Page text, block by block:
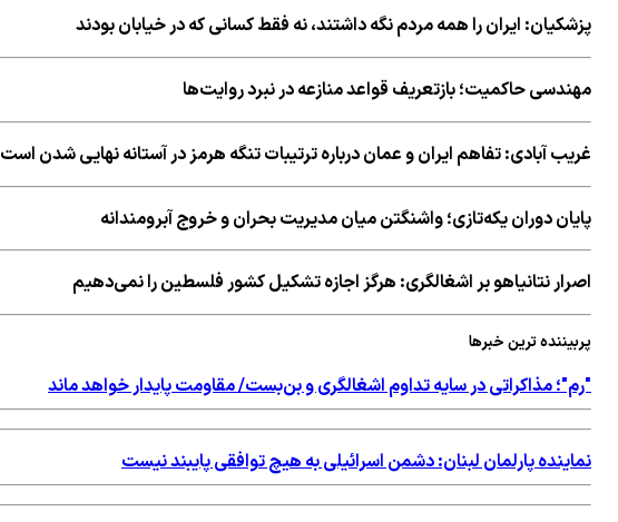
پزشکیان: ایران را همه مردم نگه داشتند، نه فقط کسانی که در خیابان بودند
مهندسی حاکمیت؛ بازتعریف قواعد منازعه در نبرد روایت‌ها
غریب آبادی: تفاهم ایران و عمان درباره ترتیبات تنگه هرمز در آستانه نهایی شدن است
پایان دوران یکه‌تازی؛ واشنگتن میان مدیریت بحران و خروج آبرومندانه
اصرار نتانیاهو بر اشغالگری: هرگز اجازه تشکیل کشور فلسطین را نمی‌دهیم
پربیننده ترین خبرها
"رم"؛ مذاکراتی در سایه تداوم اشغالگری و بن‌بست/ مقاومت پایدار خواهد ماند
نماینده پارلمان لبنان: دشمن اسرائیلی به هیچ توافقی پایبند نیست